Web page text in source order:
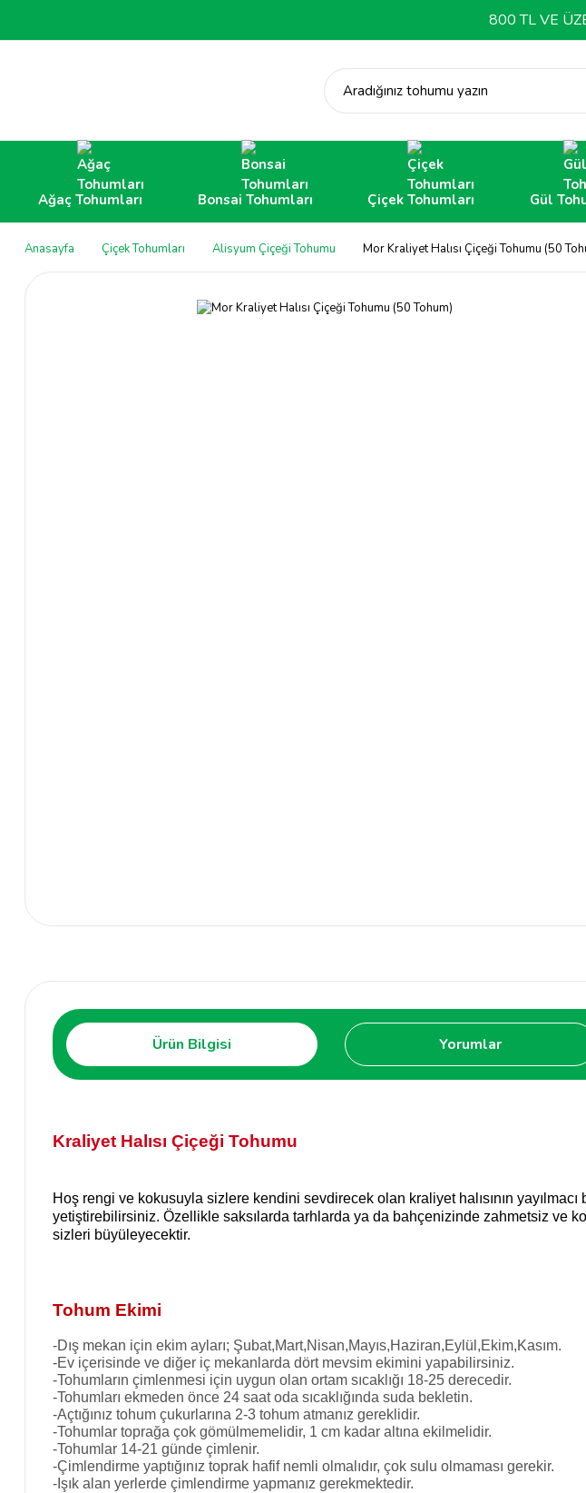
800 TL VE
Aradığınız tohumu yazın
Ağaç Tohumları Bonsai Tohumları Çiçek Tohumları Gül
Anasayfa Çiçek Tohumları Alisyum Çiçeği Tohumu Mor Kraliyet Halısı Çiçeği Tohumu (50
Ürün Bilgisi Yorumlar
Kraliyet Halısı Çiçeği Tohumu
Hoş rengi ve kokusuyla sizlere kendini sevdirecek olan kraliyet halısının
yetiştirebilirsiniz. Özellikle saksılarda tarhlarda ya da bahçenizinde zahmetsiz ve
sizleri büyüleyecektir.
Tohum Ekimi
-Dış mekan için ekim ayları; Şubat,Mart,Nisan,Mayıs,Haziran,Eylül,Ekim,Kasım.
-Ev içerisinde ve diğer iç mekanlarda dört mevsim ekimini yapabilirsiniz.
-Tohumların çimlenmesi için uygun olan ortam sıcaklığı 18-25 derecedir.
-Tohumları ekmeden önce 24 saat oda sıcaklığında suda bekletin.
-Açtığınız tohum çukurlarına 2-3 tohum atmanız gereklidir.
-Tohumlar toprağa çok gömülmemelidir, 1 cm kadar altına ekilmelidir.
-Tohumlar 14-21 günde çimlenir.
-Çimlendirme yaptığınız toprak hafif nemli olmalıdır, çok sulu olmaması gerekir.
-Işık alan yerlerde çimlendirme yapmanız gerekmektedir.